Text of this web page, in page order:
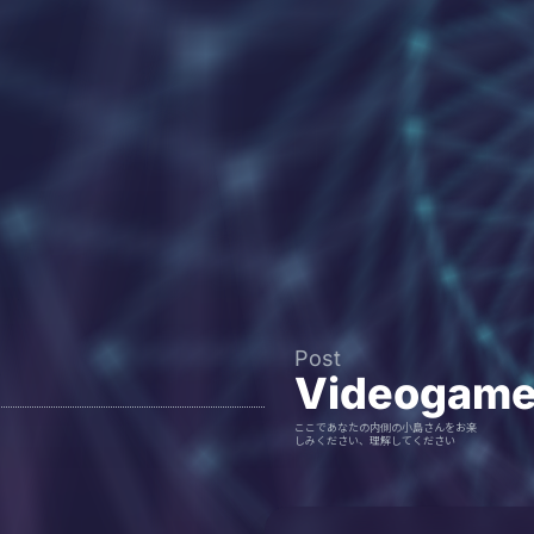
Post
ここであなたの内側の小島さんをお楽
しみください、理解してください